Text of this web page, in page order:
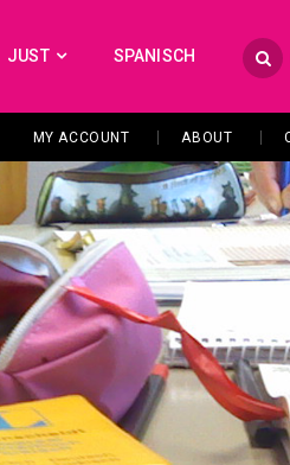
JUST SPANISCH
MY ACCOUNT ABOUT